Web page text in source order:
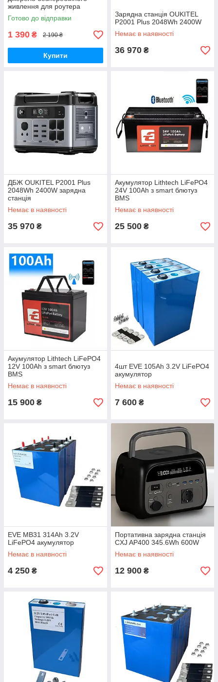
живлення для роутера
Готово до відправки
1 390 ₴ 2 190 ₴
Купити
Зарядна станція OUKITEL
P2001 Plus 2048Wh 2400W
Немає в наявності
36 970 ₴
ДБЖ OUKITEL P2001 Plus
2048Wh 2400W зарядна
станція
Немає в наявності
35 970 ₴
Акумулятор Lithtech LiFePO4
24V 100Ah з smart блютуз
BMS
Немає в наявності
25 500 ₴
Акумулятор Lithtech LiFePO4
12V 100Ah з smart блютуз
BMS
Немає в наявності
15 900 ₴
4шт EVE 105Ah 3.2V LiFePO4
акумулятор
Немає в наявності
7 600 ₴
EVE MB31 314Ah 3.2V
LiFePO4 акумулятор
Немає в наявності
4 250 ₴
Портативна зарядна станція
CXJ AP400 345.6Wh 600W
Немає в наявності
12 900 ₴